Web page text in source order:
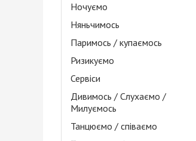
Ночуємо
Няньчимось
Паримось / купаємось
Ризикуємо
Сервіси
Дивимось / Слухаємо /
Милуємось
Танцюємо / співаємо